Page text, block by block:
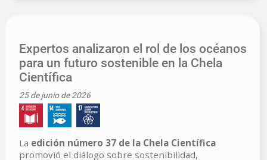
Expertos analizaron el rol de los océanos
para un futuro sostenible en la Chela
Científica
25 de junio de 2026
La edición número 37 de la Chela Científica
promovió el diálogo sobre sostenibilidad,